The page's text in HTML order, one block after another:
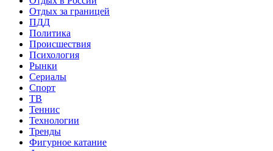
Отдых за границей
ПДД
Политика
Происшествия
Психология
Рынки
Сериалы
Спорт
ТВ
Теннис
Технологии
Тренды
Фигурное катание